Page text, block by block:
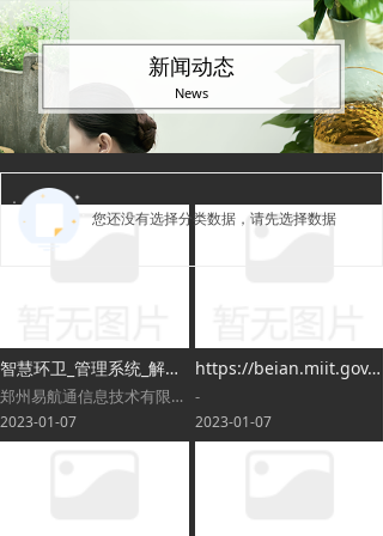
您还没有选择分类数据，请先选择数据
智慧环卫_管理系统_解决方案_数字环卫云平台_智能垃圾收运-郑州易航通信息技术有限公司
郑州易航通信息技术有限公司是专业的智慧环卫平台建设服务商，专注于“智慧环卫”信息化系统平台建设，致力于为政府及各类环卫运营企业用户提供具有应用价值的智慧环卫整体解决方案。
2023-01-07
https://beian.miit.gov.cn/
-
2023-01-07
新闻动态
News